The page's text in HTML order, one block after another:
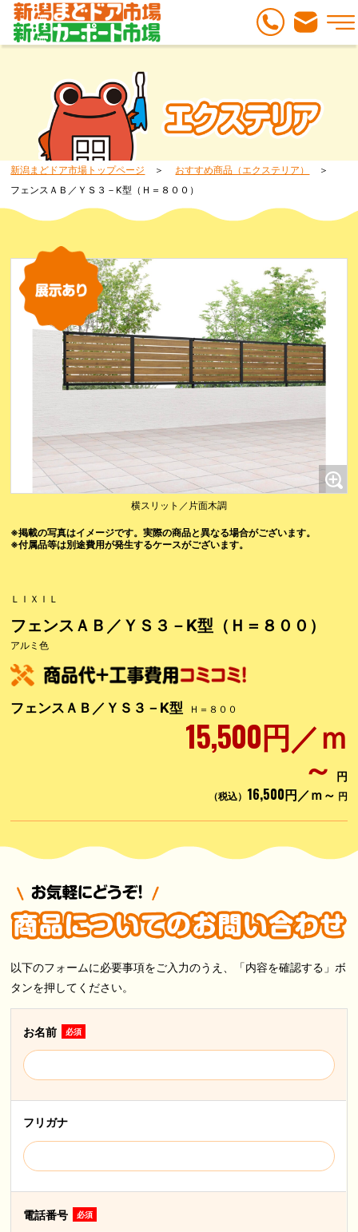
新潟まどドア市場トップページ
おすすめ商品（エクステリア）
フェンスＡＢ／ＹＳ３－K型（Ｈ＝８００）
横スリット／片面木調
※掲載の写真はイメージです。実際の商品と異なる場合がございます。
※付属品等は別途費用が発生するケースがございます。
ＬＩＸＩＬ
フェンスＡＢ／ＹＳ３－K型（Ｈ＝８００）
アルミ色
フェンスＡＢ／ＹＳ３－K型 Ｈ＝８００
15,500円／ｍ
～ 円
（税込） 16,500円／ｍ～ 円
以下のフォームに必要事項をご入力のうえ、「内容を確認する」ボ
タンを押してください。
お名前 必須
フリガナ
電話番号 必須